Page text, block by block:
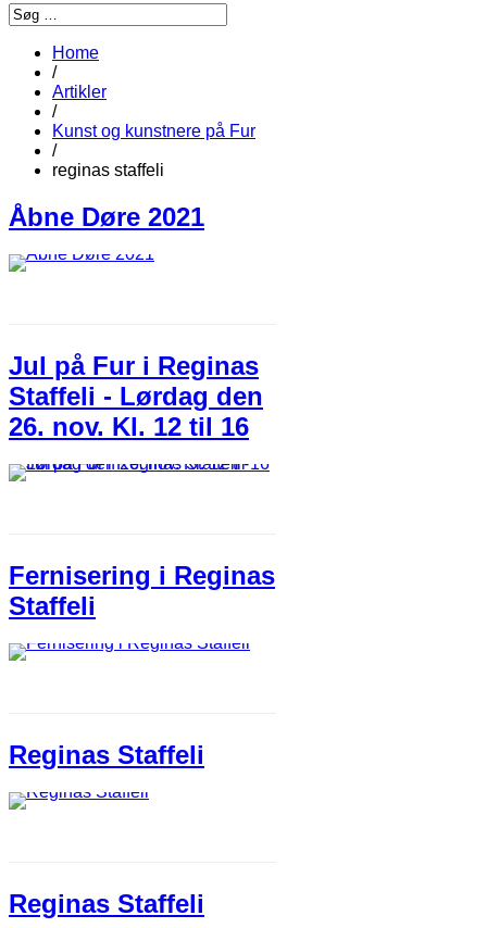
Home
/
Artikler
/
Kunst og kunstnere på Fur
/
reginas staffeli
Åbne Døre 2021
Jul på Fur i Reginas
Staffeli - Lørdag den
26. nov. Kl. 12 til 16
Fernisering i Reginas
Staffeli
Reginas Staffeli
Reginas Staffeli